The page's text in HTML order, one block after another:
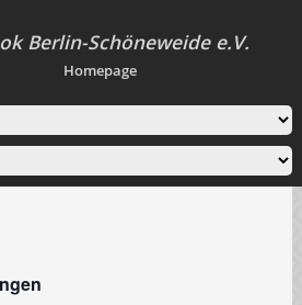
Berlin-Schöneweide e.V.
Homepage